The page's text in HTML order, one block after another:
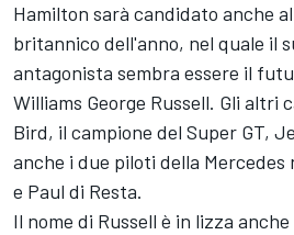
Hamilton sarà candidato anche
britannico dell'anno, nel quale il
antagonista sembra essere il
Williams George Russell. Gli altri
Bird, il campione del Super GT,
anche i due piloti della Mercedes
e Paul di Resta.
Il nome di Russell è in lizza